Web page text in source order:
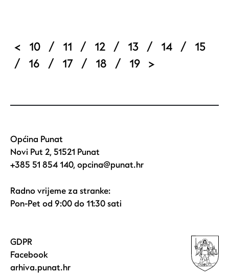
Previous page
< Page
10 / Page
11 / Page
12 / Page
13 / Current page
14 / Page
15
/ Page
16 / Page
17 / Page
18 / Page
19 Next page
>
Općina Punat
Novi Put 2, 51521 Punat
+385 51 854 140,opcina@punat.hr
Radno vrijeme za stranke:
Pon-Pet od 9:00 do 11:30 sati
GDPR
Facebook
arhiva.punat.hr